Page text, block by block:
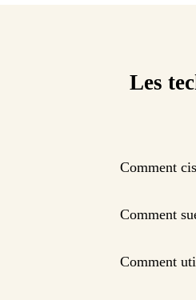
Les
Comment
Comment
Comment